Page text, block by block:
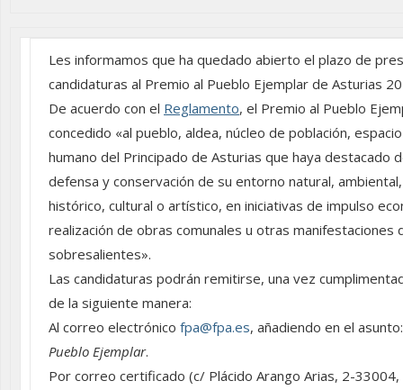
Les informamos que ha quedado abierto el plazo de
candidaturas al Premio al Pueblo Ejemplar de Asturias
De acuerdo con el Reglamento, el Premio al Pueblo
concedido «al pueblo, aldea, núcleo de población,
humano del Principado de Asturias que haya destacado
defensa y conservación de su entorno natural,
histórico, cultural o artístico, en iniciativas de impulso
realización de obras comunales u otras manifestaciones
sobresalientes».
Las candidaturas podrán remitirse, una vez
de la siguiente manera:
Al correo electrónico fpa@fpa.es, añadiendo en el
Pueblo Ejemplar.
Por correo certificado (c/ Plácido Arango Arias, 2-